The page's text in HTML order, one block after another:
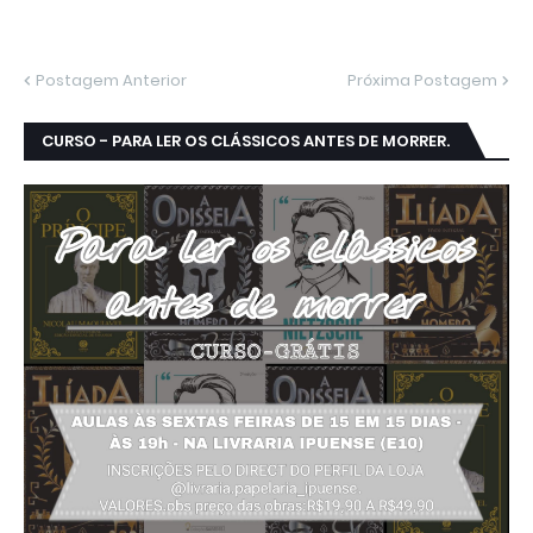
Postagem Anterior Próxima Postagem
CURSO - PARA LER OS CLÁSSICOS ANTES DE MORRER.